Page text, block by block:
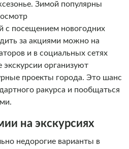
Зимой популярны
с посещением новогодних
за акциями можно на
и в социальных сетях
экскурсии организуют
проекты города. Это шанс
ракурса и пообщаться
на экскурсиях
недорогие варианты в